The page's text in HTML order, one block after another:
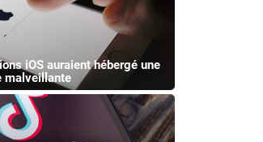
iOS auraient hébergé une
malveillante